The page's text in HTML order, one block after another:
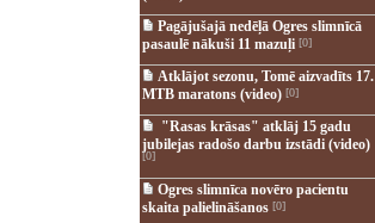
Pagājušajā nedēļā Ogres slimnīcā
pasaulē nākuši 11 mazuļi[0]
Atklājot sezonu, Tomē aizvadīts 17.
MTB maratons (video)[0]
"Rasas krāsas" atklāj 15 gadu
jubilejas radošo darbu izstādi (video)
[0]
Ogres slimnīca novēro pacientu
skaita palielināšanos [0]